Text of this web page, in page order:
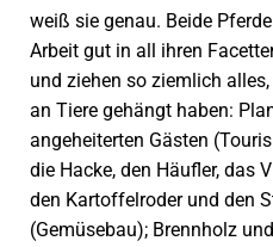
weiß sie genau. Beide
Arbeit gut in all ihren
und ziehen so ziemlich
an Tiere gehängt haben:
angeheiterten Gästen
die Hacke, den Häufler, das
den Kartoffelroder und den
(Gemüsebau); Brennholz